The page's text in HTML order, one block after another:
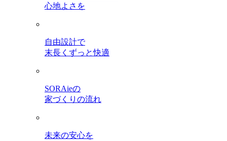
心地よさを
自由設計で
末長くずっと快適
SORAieの
家づくりの流れ
未来の安心を